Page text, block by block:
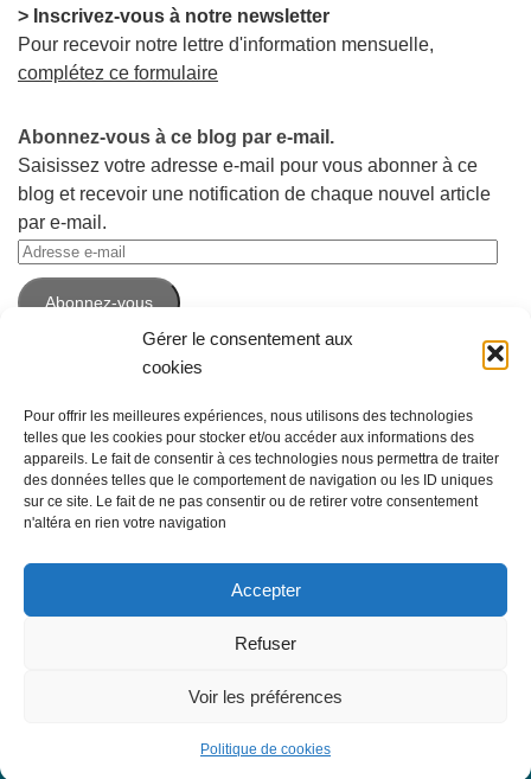
Gérer le consentement aux
cookies
Pour offrir les meilleures expériences, nous utilisons des technologies
telles que les cookies pour stocker et/ou accéder aux informations des
appareils. Le fait de consentir à ces technologies nous permettra de traiter
des données telles que le comportement de navigation ou les ID uniques
sur ce site. Le fait de ne pas consentir ou de retirer votre consentement
n'altéra en rien votre navigation
Accepter
Refuser
Voir les préférences
Politique de cookies
> Inscrivez-vous à notre newsletter
Pour recevoir notre lettre d'information mensuelle,
complétez ce formulaire
Abonnez-vous à ce blog par e-mail.
Saisissez votre adresse e-mail pour vous abonner à ce
blog et recevoir une notification de chaque nouvel article
par e-mail.
Adresse
e-
mailAbonnez-vous